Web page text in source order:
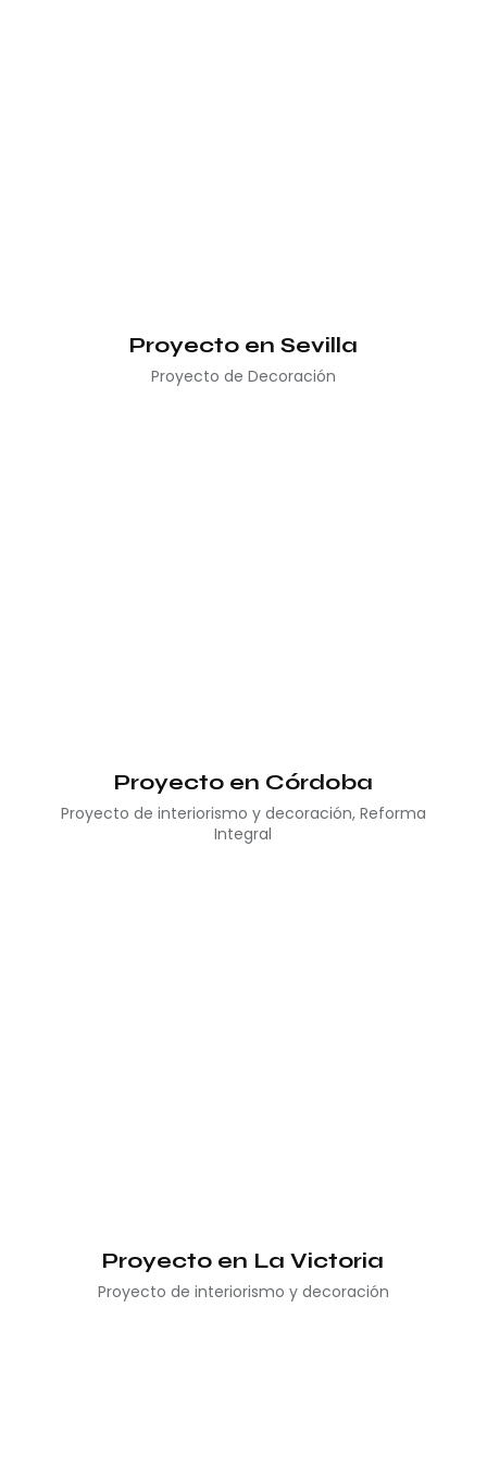
Proyecto en Sevilla
Proyecto de Decoración
Proyecto en Córdoba
Proyecto de interiorismo y decoración, Reforma
Integral
Proyecto en La Victoria
Proyecto de interiorismo y decoración